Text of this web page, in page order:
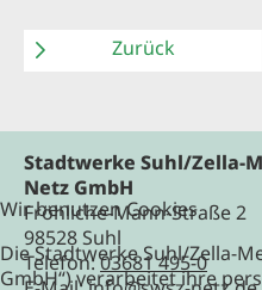
Zurück
Stadtwerke Suhl/Zella-
Netz GmbH
Fröhliche-Mann-Straße 2
98528 Suhl
Telefon:03681 495-0
Wir benutzen Cookies
Die Stadtwerke Suhl/Zella-
GmbH“) verarbeitet ihre